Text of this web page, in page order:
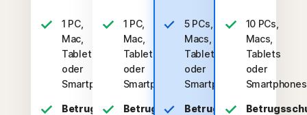
1 PC,
Mac,
Tablet
oder
Smartphone
Betrugsschutz
1 PC,
Mac,
Tablet
oder
Smartphone
Betrugsschutz
5 PCs,
Macs,
Tablets
oder
Smartphones
Betrugsschutz
10 PCs,
Macs,
Tablets
oder
Smartphones